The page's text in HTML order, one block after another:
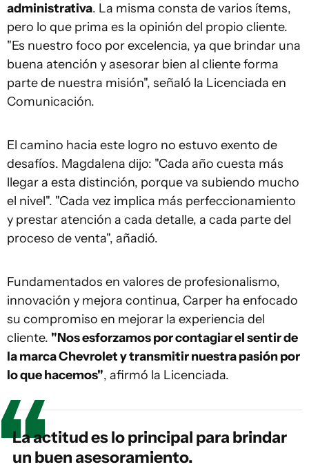
administrativa. La misma consta de varios ítems,
pero lo que prima es la opinión del propio cliente.
"Es nuestro foco por excelencia, ya que brindar una
buena atención y asesorar bien al cliente forma
parte de nuestra misión", señaló la Licenciada en
Comunicación.
El camino hacia este logro no estuvo exento de
desafíos. Magdalena dijo: "Cada año cuesta más
llegar a esta distinción, porque va subiendo mucho
el nivel". "Cada vez implica más perfeccionamiento
y prestar atención a cada detalle, a cada parte del
proceso de venta", añadió.
Fundamentados en valores de profesionalismo,
innovación y mejora continua, Carper ha enfocado
su compromiso en mejorar la experiencia del
cliente. "Nos esforzamos por contagiar el sentir de
la marca Chevrolet y transmitir nuestra pasión por
lo que hacemos", afirmó la Licenciada.
La actitud es lo principal para brindar
un buen asesoramiento.